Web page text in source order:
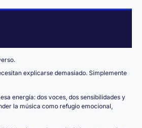
explicarse demasiado. Simplemente
energía: dos voces, dos sensibilidades y
la música como refugio emocional,